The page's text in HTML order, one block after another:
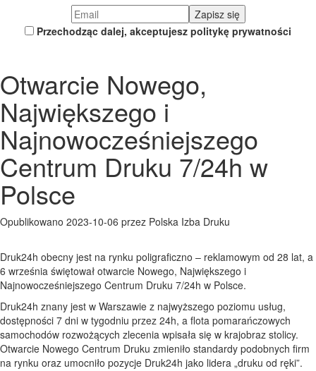
Przechodząc dalej, akceptujesz politykę prywatności
Otwarcie Nowego,
Największego i
Najnowocześniejszego
Centrum Druku 7/24h w
Polsce
Opublikowano 2023-10-06 przez Polska Izba Druku
Druk24h obecny jest na rynku poligraficzno – reklamowym od 28 lat, a
6 września świętował otwarcie Nowego, Największego i
Najnowocześniejszego Centrum Druku 7/24h w Polsce.
Druk24h znany jest w Warszawie z najwyższego poziomu usług,
dostępności 7 dni w tygodniu przez 24h, a flota pomarańczowych
samochodów rozwożących zlecenia wpisała się w krajobraz stolicy.
Otwarcie Nowego Centrum Druku zmieniło standardy podobnych firm
na rynku oraz umocniło pozycje Druk24h jako lidera „druku od ręki”.